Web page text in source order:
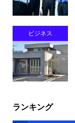
ビジネス
ランキング